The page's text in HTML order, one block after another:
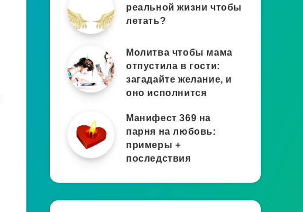
реальной жизни чтобы
летать?
Молитва чтобы мама
отпустила в гости:
загадайте желание, и
оно исполнится
Манифест 369 на
парня на любовь:
примеры +
последствия